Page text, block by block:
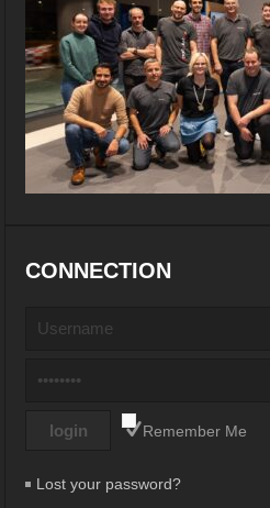
CONNECTION
Remember Me
Lost your password?